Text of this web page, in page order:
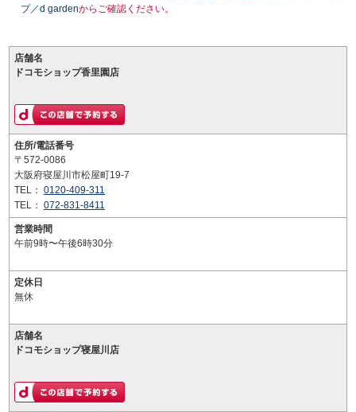
プ／d gardenからご確認ください。
店舗名
ドコモショップ香里園店
住所/電話番号
〒572-0086
大阪府寝屋川市松屋町19-7
TEL： 0120-409-311
TEL： 072-831-8411
営業時間
午前9時〜午後6時30分
定休日
無休
店舗名
ドコモショップ寝屋川店